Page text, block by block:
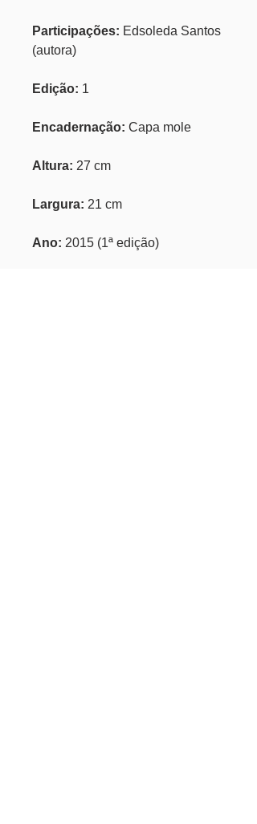
Participações: Edsoleda Santos
(autora)
Edição: 1
Encadernação: Capa mole
Altura: 27 cm
Largura: 21 cm
Ano: 2015 (1ª edição)